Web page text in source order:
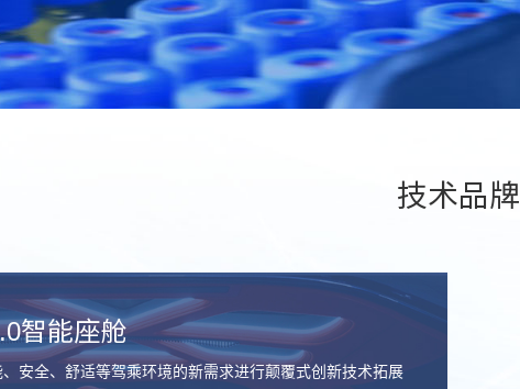
技术品牌
智能座舱
安全、舒适等驾乘环境的新需求进行颠覆式创新技术拓展